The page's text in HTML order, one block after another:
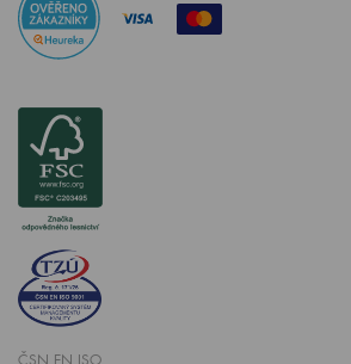
ČSN EN ISO